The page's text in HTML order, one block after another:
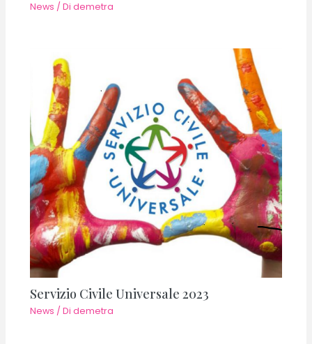
News / Di demetra
Servizio Civile Universale 2023
News / Di demetra